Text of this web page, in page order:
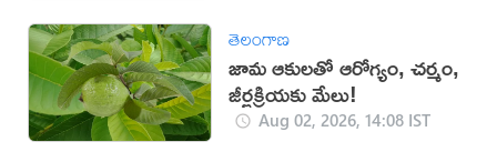
తెలంగాణ
జామ ఆకులతో ఆరోగ్యం, చర్మం,
జీర్ణక్రియకు మేలు!
Aug 02, 2026, 14:08 IST